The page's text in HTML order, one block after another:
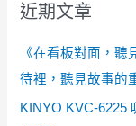
近期文章
《在看板對面，
待裡，聽見故事的
KINYO KVC-6225